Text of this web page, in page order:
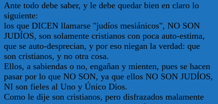
Ante todo debe saber, y le debe quedar bien en claro lo
siguiente:
los que DICEN llamarse "judíos mesiánicos", NO SON
JUDÍOS, son solamente cristianos con poca auto-estima,
que se auto-desprecian, y por eso niegan la verdad: que
son cristianos, y no otra cosa.
Ellos, a sabiendas o no, engañan y mienten, pues se hacen
pasar por lo que NO SON, ya que ellos NO SON JUDÍOS,
NI son fieles al Uno y Único Dios.
Como le dije son cristianos, pero disfrazados malamente